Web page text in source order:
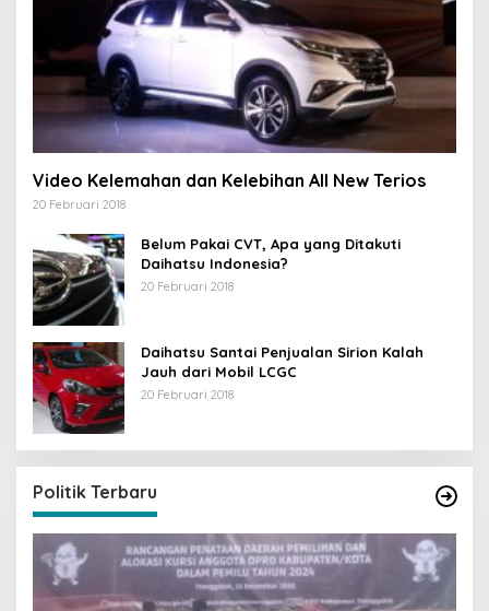
Video Kelemahan dan Kelebihan All New Terios
20 Februari 2018
Belum Pakai CVT, Apa yang Ditakuti
Daihatsu Indonesia?
20 Februari 2018
Daihatsu Santai Penjualan Sirion Kalah
Jauh dari Mobil LCGC
20 Februari 2018
Politik Terbaru